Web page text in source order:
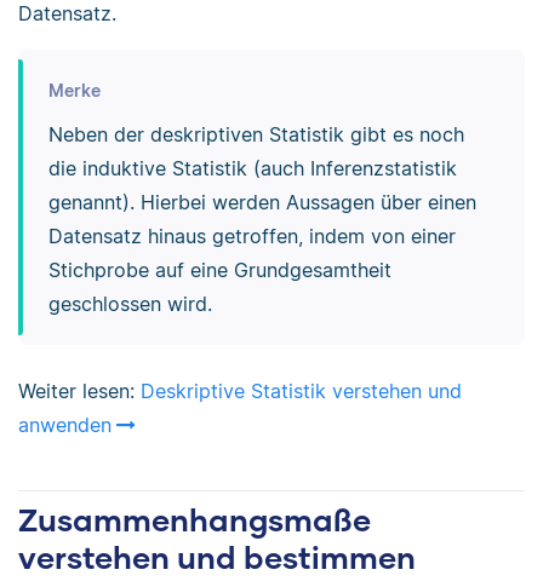
Datensatz.
Merke
Neben der deskriptiven Statistik gibt es noch
die induktive Statistik (auch Inferenzstatistik
genannt). Hierbei werden Aussagen über einen
Datensatz hinaus getroffen, indem von einer
Stichprobe auf eine Grundgesamtheit
geschlossen wird.
Weiter lesen: Deskriptive Statistik verstehen und
anwenden
Zusammenhangsmaße
verstehen und bestimmen